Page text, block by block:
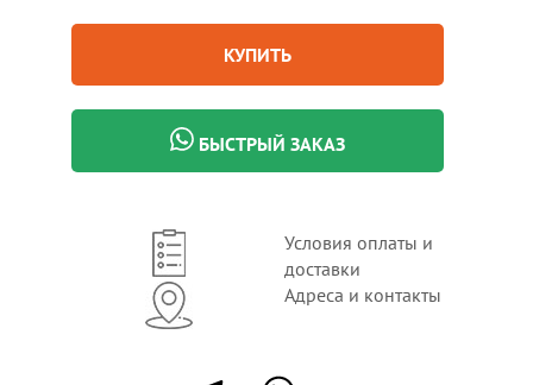
КУПИТЬ
БЫСТРЫЙ ЗАКАЗ
Условия оплаты и
доставки
Адреса и контакты